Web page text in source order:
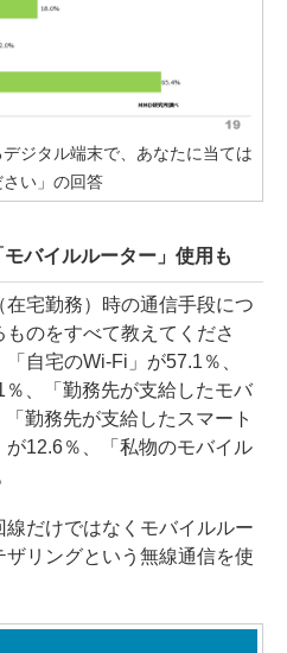
デジタル端末で、あなたに当ては
い」の回答
バイルルーター」使用も
宅勤務）時の通信手段につ
のをすべて教えてくださ
自宅のWi-Fi」が57.1％、
％、「勤務先が支給したモバ
勤務先が支給したスマート
12.6％、「私物のモバイル
だけではなくモバイルルー
リングという無線通信を使